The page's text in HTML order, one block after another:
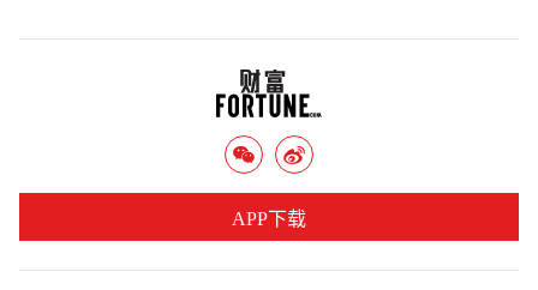
APP下载